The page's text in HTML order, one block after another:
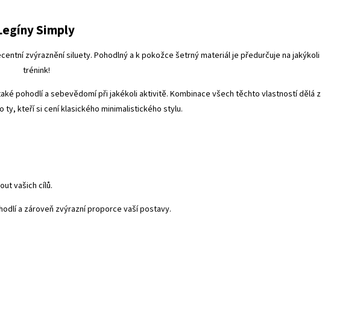
Simply
zvýraznění siluety. Pohodlný a k pokožce šetrný materiál je předurčuje na jakýkoli
trénink!
pohodlí a sebevědomí při jakékoli aktivitě. Kombinace všech těchto vlastností dělá z
ty, kteří si cení klasického minimalistického stylu.
vašich cílů.
a zároveň zvýrazní proporce vaší postavy.